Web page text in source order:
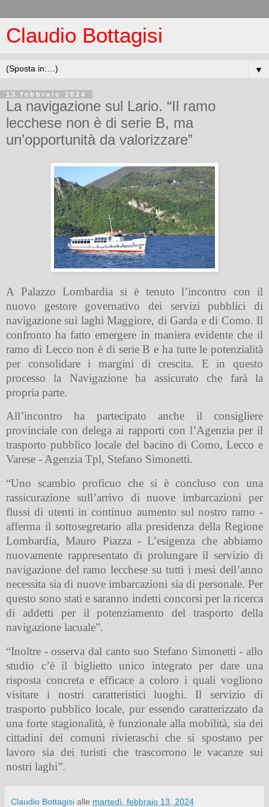
Claudio Bottagisi
▼
13 febbraio 2024
La navigazione sul Lario. “Il ramo
lecchese non è di serie B, ma
un’opportunità da valorizzare”
A Palazzo Lombardia si è tenuto l’incontro con il
nuovo gestore governativo dei servizi pubblici di
navigazione sui laghi Maggiore, di Garda e di Como. Il
confronto ha fatto emergere in maniera evidente che il
ramo di Lecco non è di serie B e ha tutte le potenzialità
per consolidare i margini di crescita. E in questo
processo la Navigazione ha assicurato che farà la
propria parte.
All’incontro ha partecipato anche il consigliere
provinciale con delega ai rapporti con l’Agenzia per il
trasporto pubblico locale del bacino di Como, Lecco e
Varese - Agenzia Tpl, Stefano Simonetti.
“Uno scambio proficuo che si è concluso con una
rassicurazione sull’arrivo di nuove imbarcazioni per
flussi di utenti in continuo aumento sul nostro ramo -
afferma il sottosegretario alla presidenza della Regione
Lombardia, Mauro Piazza - L’esigenza che abbiamo
nuovamente rappresentato di prolungare il servizio di
navigazione del ramo lecchese su tutti i mesi dell’anno
necessita sia di nuove imbarcazioni sia di personale. Per
questo sono stati e saranno indetti concorsi per la ricerca
di addetti per il potenziamento del trasporto della
navigazione lacuale”.
“Inoltre - osserva dal canto suo Stefano Simonetti - allo
studio c’è il biglietto unico integrato per dare una
risposta concreta e efficace a coloro i quali vogliono
visitare i nostri caratteristici luoghi. Il servizio di
trasporto pubblico locale, pur essendo caratterizzato da
una forte stagionalità, è funzionale alla mobilità, sia dei
cittadini dei comuni rivieraschi che si spostano per
lavoro sia dei turisti che trascorrono le vacanze sui
nostri laghi”.
Claudio Bottagisi alle martedì, febbraio 13, 2024